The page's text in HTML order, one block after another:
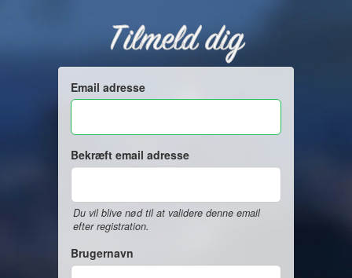
Tilmeld dig
Email adresse
Bekræft email adresse
Du vil blive nød til at validere denne email
efter registration.
Brugernavn